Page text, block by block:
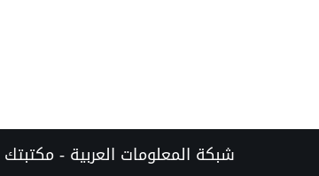
شبكة المعلومات العربية - مكتبتك